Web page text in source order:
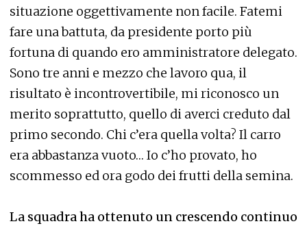
situazione oggettivamente non facile. Fatemi
fare una battuta, da presidente porto più
fortuna di quando ero amministratore delegato.
Sono tre anni e mezzo che lavoro qua, il
risultato è incontrovertibile, mi riconosco un
merito soprattutto, quello di averci creduto dal
primo secondo. Chi c’era quella volta? Il carro
era abbastanza vuoto… Io c’ho provato, ho
scommesso ed ora godo dei frutti della semina.
La squadra ha ottenuto un crescendo continuo